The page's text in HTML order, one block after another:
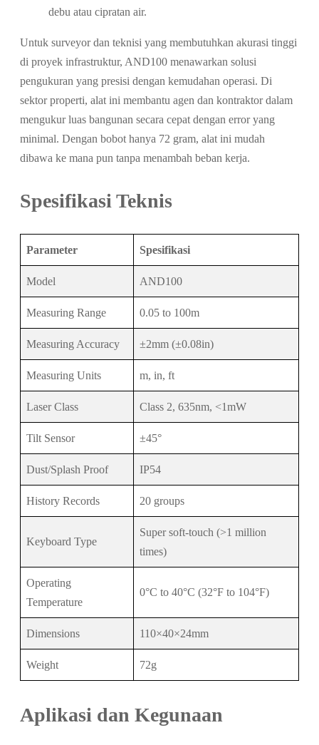
debu atau cipratan air.
Untuk surveyor dan teknisi yang membutuhkan akurasi tinggi
di proyek infrastruktur, AND100 menawarkan solusi
pengukuran yang presisi dengan kemudahan operasi. Di
sektor properti, alat ini membantu agen dan kontraktor dalam
mengukur luas bangunan secara cepat dengan error yang
minimal. Dengan bobot hanya 72 gram, alat ini mudah
dibawa ke mana pun tanpa menambah beban kerja.
Spesifikasi Teknis
Parameter Spesifikasi
Model AND100
Measuring Range 0.05 to 100m
Measuring Accuracy ±2mm (±0.08in)
Measuring Units m, in, ft
Laser Class Class 2, 635nm, <1mW
Tilt Sensor ±45°
Dust/Splash Proof IP54
History Records 20 groups
Keyboard Type
Super soft-touch (>1 million
times)
Operating
Temperature
0°C to 40°C (32°F to 104°F)
Dimensions 110×40×24mm
Weight 72g
Aplikasi dan Kegunaan